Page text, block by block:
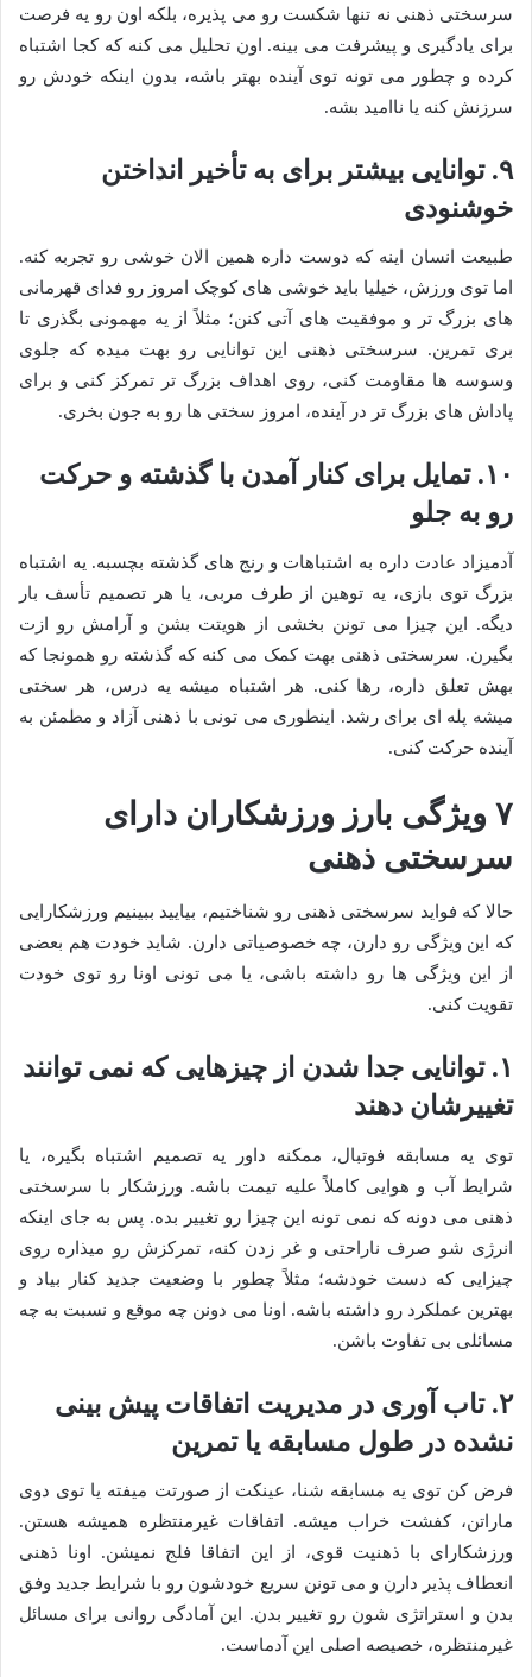
سرسختی ذهنی نه تنها شکست رو می پذیره، بلکه اون رو یه فرصت
برای یادگیری و پیشرفت می بینه. اون تحلیل می کنه که کجا اشتباه
کرده و چطور می تونه توی آینده بهتر باشه، بدون اینکه خودش رو
سرزنش کنه یا ناامید بشه.
۹. توانایی بیشتر برای به تأخیر انداختن
خوشنودی
طبیعت انسان اینه که دوست داره همین الان خوشی رو تجربه کنه.
اما توی ورزش، خیلیا باید خوشی های کوچک امروز رو فدای قهرمانی
های بزرگ تر و موفقیت های آتی کنن؛ مثلاً از یه مهمونی بگذری تا
بری تمرین. سرسختی ذهنی این توانایی رو بهت میده که جلوی
وسوسه ها مقاومت کنی، روی اهداف بزرگ تر تمرکز کنی و برای
پاداش های بزرگ تر در آینده، امروز سختی ها رو به جون بخری.
۱۰. تمایل برای کنار آمدن با گذشته و حرکت
رو به جلو
آدمیزاد عادت داره به اشتباهات و رنج های گذشته بچسبه. یه اشتباه
بزرگ توی بازی، یه توهین از طرف مربی، یا هر تصمیم تأسف بار
دیگه. این چیزا می تونن بخشی از هویتت بشن و آرامش رو ازت
بگیرن. سرسختی ذهنی بهت کمک می کنه که گذشته رو همونجا که
بهش تعلق داره، رها کنی. هر اشتباه میشه یه درس، هر سختی
میشه پله ای برای رشد. اینطوری می تونی با ذهنی آزاد و مطمئن به
آینده حرکت کنی.
۷ ویژگی بارز ورزشکاران دارای
سرسختی ذهنی
حالا که فواید سرسختی ذهنی رو شناختیم، بیایید ببینیم ورزشکارایی
که این ویژگی رو دارن، چه خصوصیاتی دارن. شاید خودت هم بعضی
از این ویژگی ها رو داشته باشی، یا می تونی اونا رو توی خودت
تقویت کنی.
۱. توانایی جدا شدن از چیزهایی که نمی توانند
تغییرشان دهند
توی یه مسابقه فوتبال، ممکنه داور یه تصمیم اشتباه بگیره، یا
شرایط آب و هوایی کاملاً علیه تیمت باشه. ورزشکار با سرسختی
ذهنی می دونه که نمی تونه این چیزا رو تغییر بده. پس به جای اینکه
انرژی شو صرف ناراحتی و غر زدن کنه، تمرکزش رو میذاره روی
چیزایی که دست خودشه؛ مثلاً چطور با وضعیت جدید کنار بیاد و
بهترین عملکرد رو داشته باشه. اونا می دونن چه موقع و نسبت به چه
مسائلی بی تفاوت باشن.
۲. تاب آوری در مدیریت اتفاقات پیش بینی
نشده در طول مسابقه یا تمرین
فرض کن توی یه مسابقه شنا، عینکت از صورتت میفته یا توی دوی
ماراتن، کفشت خراب میشه. اتفاقات غیرمنتظره همیشه هستن.
ورزشکارای با ذهنیت قوی، از این اتفاقا فلج نمیشن. اونا ذهنی
انعطاف پذیر دارن و می تونن سریع خودشون رو با شرایط جدید وفق
بدن و استراتژی شون رو تغییر بدن. این آمادگی روانی برای مسائل
غیرمنتظره، خصیصه اصلی این آدماست.